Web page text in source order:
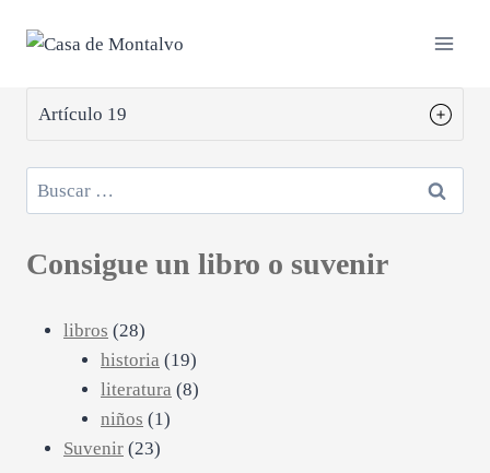
Artículo 19
Buscar:
Consigue un libro o suvenir
libros 2828
productos
historia 1919
productos
literatura 88
niños 11
Suvenir 2323